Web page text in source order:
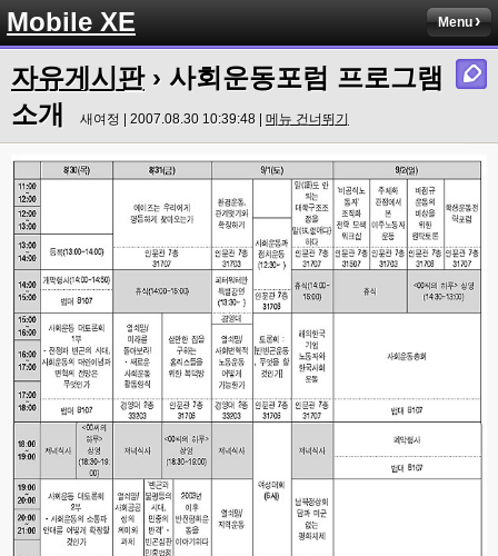
Mobile XE Menu
자유게시판› 사회운동포럼 프로그램
소개
새여정 | 2007.08.30 10:39:48 | 메뉴 건너뛰기